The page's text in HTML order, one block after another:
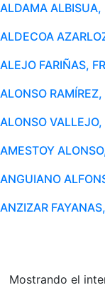
ALDAMA ALBISUA,
ALDECOA
ALEJO FARIÑAS,
ALONSO
ALONSO
AMESTOY
ANGUIANO
ANZIZAR
Mostrando el